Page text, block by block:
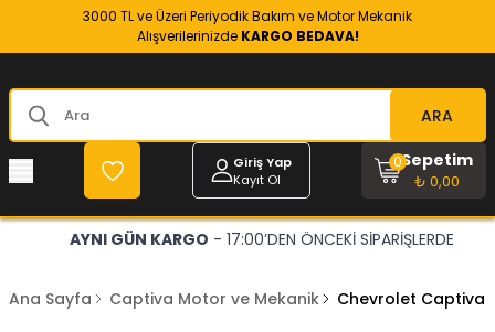
3000 TL ve Üzeri Periyodik Bakım ve Motor Mekanik
Alışverilerinizde KARGO BEDAVA!
ARA
Giriş Yap
Kayıt Ol
Sepetim
₺ 0,00
0
AYNI GÜN KARGO - 17:00’DEN ÖNCEKİ SİPARİŞLERDE
Ana Sayfa Captiva Motor ve Mekanik Chevrolet Captiva